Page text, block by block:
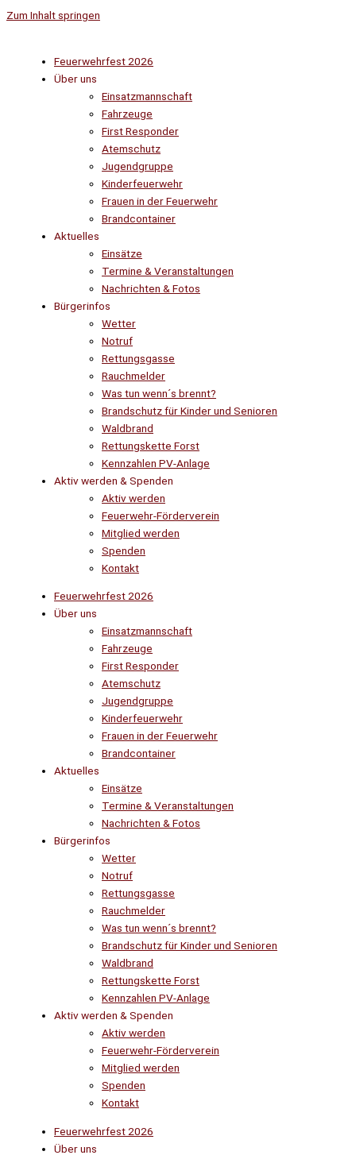
Zum Inhalt springen
Feuerwehrfest 2026
Über uns
Einsatzmannschaft
Fahrzeuge
First Responder
Atemschutz
Jugendgruppe
Kinderfeuerwehr
Frauen in der Feuerwehr
Brandcontainer
Aktuelles
Einsätze
Termine & Veranstaltungen
Nachrichten & Fotos
Bürgerinfos
Wetter
Notruf
Rettungsgasse
Rauchmelder
Was tun wenn´s brennt?
Brandschutz für Kinder und Senioren
Waldbrand
Rettungskette Forst
Kennzahlen PV-Anlage
Aktiv werden & Spenden
Aktiv werden
Feuerwehr-Förderverein
Mitglied werden
Spenden
Kontakt
Feuerwehrfest 2026
Über uns
Einsatzmannschaft
Fahrzeuge
First Responder
Atemschutz
Jugendgruppe
Kinderfeuerwehr
Frauen in der Feuerwehr
Brandcontainer
Aktuelles
Einsätze
Termine & Veranstaltungen
Nachrichten & Fotos
Bürgerinfos
Wetter
Notruf
Rettungsgasse
Rauchmelder
Was tun wenn´s brennt?
Brandschutz für Kinder und Senioren
Waldbrand
Rettungskette Forst
Kennzahlen PV-Anlage
Aktiv werden & Spenden
Aktiv werden
Feuerwehr-Förderverein
Mitglied werden
Spenden
Kontakt
Feuerwehrfest 2026
Über uns